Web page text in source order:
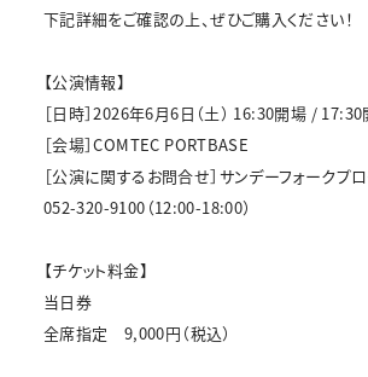
下記詳細をご確認の上、ぜひご購入ください！
【公演情報】
［日時］2026年6月6日（土） 16:30開場 /
［会場］COMTEC PORTBASE
［公演に関するお問合せ］サンデーフォークプ
052-320-9100（12:00-18:00）
【チケット料金】
当日券
全席指定 9,000円（税込）